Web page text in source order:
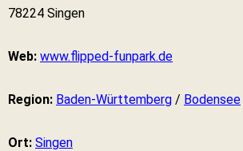
78224 Singen
Web: www.flipped-funpark.de
Region: Baden-Württemberg / Bodensee
Ort: Singen